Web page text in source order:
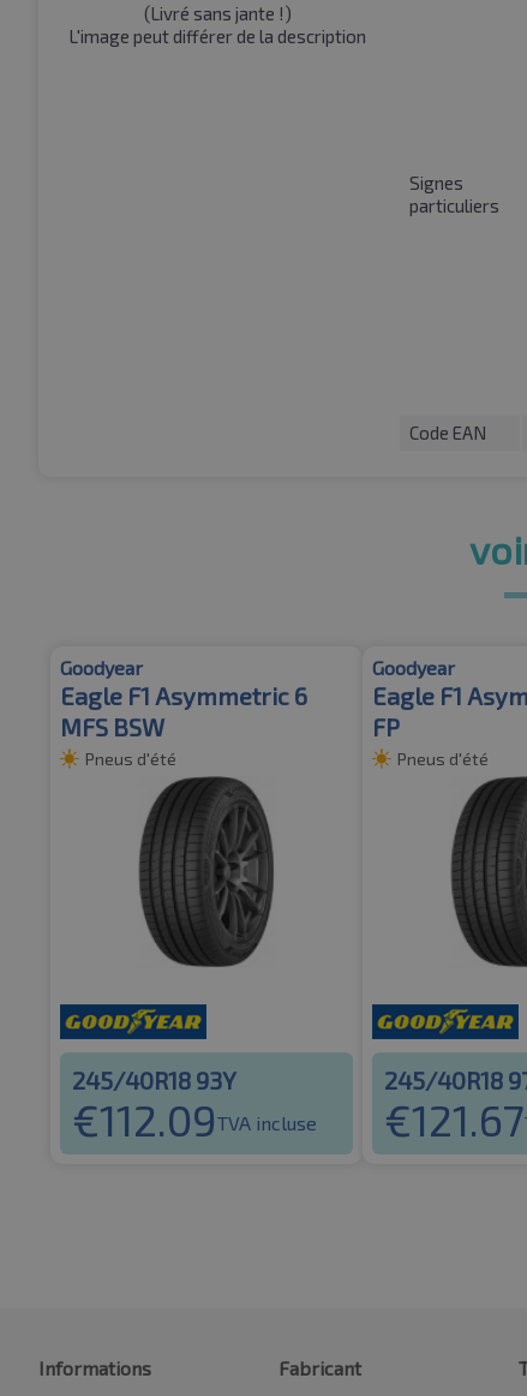
(Livré sans jante !)
L'image peut différer de la description
Signes
particuliers
Code EAN
Goodyear
Eagle F1 Asymmetric 6
MFS BSW
Pneus d'été
245/40R18 93Y
€112.09TVA incluse
Goodyear
Eagle F1
FP
Pneus d'été
245/40R18
€121.67
Informations Fabricant